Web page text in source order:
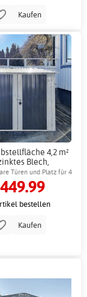
Kaufen
4,2 m²
Blech,
Türen und Platz für 4
Fahrräder
bestellen
Kaufen